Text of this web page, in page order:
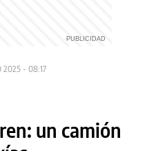
2025 - 08:17
un camión